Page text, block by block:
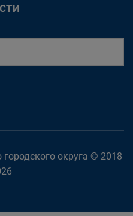
округа © 2018